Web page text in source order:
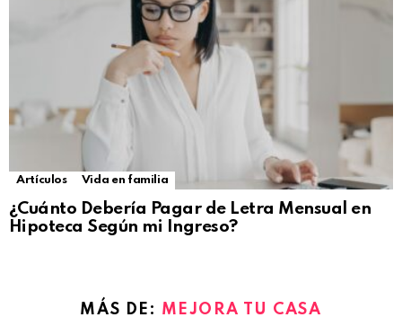
Artículos Vida en familia
¿Cuánto Debería Pagar de Letra Mensual en
Hipoteca Según mi Ingreso?
MÁS DE: MEJORA TU CASA